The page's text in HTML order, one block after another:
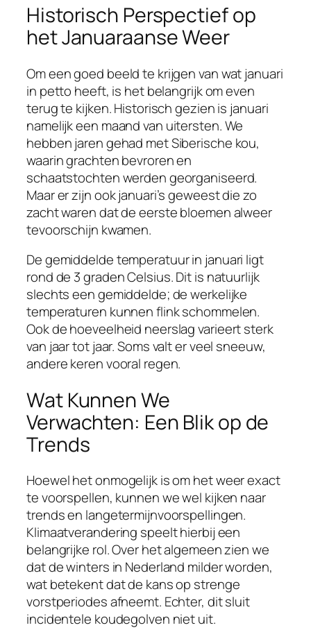
Historisch Perspectief op
het Januaraanse Weer
Om een goed beeld te krijgen van wat januari
in petto heeft, is het belangrijk om even
terug te kijken. Historisch gezien is januari
namelijk een maand van uitersten. We
hebben jaren gehad met Siberische kou,
waarin grachten bevroren en
schaatstochten werden georganiseerd.
Maar er zijn ook januari’s geweest die zo
zacht waren dat de eerste bloemen alweer
tevoorschijn kwamen.
De gemiddelde temperatuur in januari ligt
rond de 3 graden Celsius. Dit is natuurlijk
slechts een gemiddelde; de werkelijke
temperaturen kunnen flink schommelen.
Ook de hoeveelheid neerslag varieert sterk
van jaar tot jaar. Soms valt er veel sneeuw,
andere keren vooral regen.
Wat Kunnen We
Verwachten: Een Blik op de
Trends
Hoewel het onmogelijk is om het weer exact
te voorspellen, kunnen we wel kijken naar
trends en langetermijnvoorspellingen.
Klimaatverandering speelt hierbij een
belangrijke rol. Over het algemeen zien we
dat de winters in Nederland milder worden,
wat betekent dat de kans op strenge
vorstperiodes afneemt. Echter, dit sluit
incidentele koudegolven niet uit.